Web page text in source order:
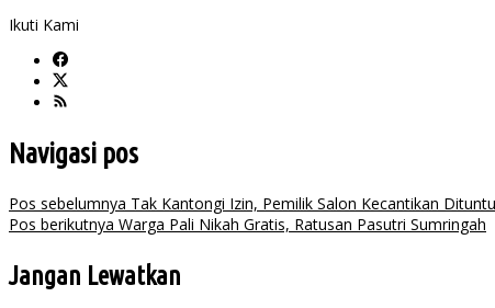
Ikuti Kami
Navigasi pos
Pos sebelumnya Tak Kantongi Izin, Pemilik Salon Kecantikan
Pos berikutnya Warga Pali Nikah Gratis, Ratusan Pasutri Sumringah
Jangan Lewatkan